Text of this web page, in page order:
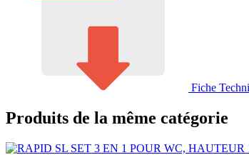
Fiche
Produits de la même catégorie